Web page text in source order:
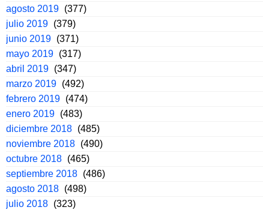
agosto 2019 (377)
julio 2019 (379)
junio 2019 (371)
mayo 2019 (317)
abril 2019 (347)
marzo 2019 (492)
febrero 2019 (474)
enero 2019 (483)
diciembre 2018 (485)
noviembre 2018 (490)
octubre 2018 (465)
septiembre 2018 (486)
agosto 2018 (498)
julio 2018 (323)